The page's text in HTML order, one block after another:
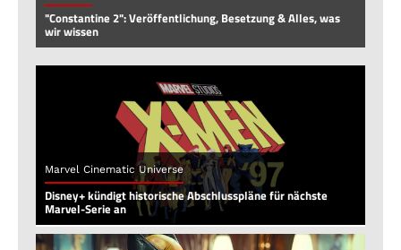
"Constantine 2": Veröffentlichung, Besetzung & Alles, was
wir wissen
Marvel Cinematic Universe
Disney+ kündigt historische Abschlusspläne für nächste
Marvel-Serie an